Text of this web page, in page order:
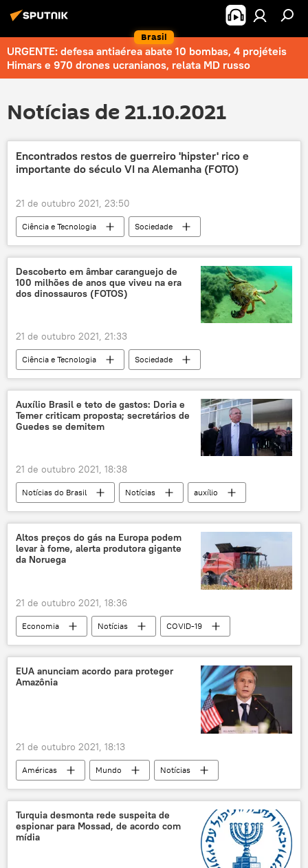
Brasil
URGENTE: defesa antiaérea abate 10 bombas, 4 projéteis
Himars e 970 drones ucranianos, relata MD russo
Notícias de 21.10.2021
Encontrados restos de guerreiro 'hipster' rico e
importante do século VI na Alemanha (FOTO)
21 de outubro 2021, 23:50
Ciência e Tecnologia
Sociedade
Notícias
guerreiro
restos mortais
armas
túmulo
cavalos
Alemanha
Descoberto em âmbar caranguejo de
100 milhões de anos que viveu na era
dos dinossauros (FOTOS)
21 de outubro 2021, 21:33
Ciência e Tecnologia
Sociedade
Notícias
fósseis
vida marinha
escavação
descoberta
Auxílio Brasil e teto de gastos: Doria e
Temer criticam proposta; secretários de
Guedes se demitem
21 de outubro 2021, 18:38
Notícias do Brasil Notícias
auxílio
auxílio financeiro
Paulo Guedes
secretário do Tesouro
Tesouro Nacional
João Doria
Jair Bolsonaro
Altos preços do gás na Europa podem
levar à fome, alerta produtora gigante
da Noruega
21 de outubro 2021, 18:36
Economia Notícias
COVID-19
Oslo
Noruega Ásia-Pacífico
EUA anunciam acordo para proteger
Amazônia
21 de outubro 2021, 18:13
Américas Mundo
Notícias
protecionismo
Amazônia
acordo
Turquia desmonta rede suspeita de
espionar para Mossad, de acordo com
mídia